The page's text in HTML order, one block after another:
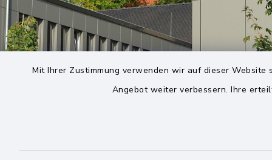
Mit Ihrer Zustimmung verwenden wir auf dieser
Angebot weiter verbessern. Ihre